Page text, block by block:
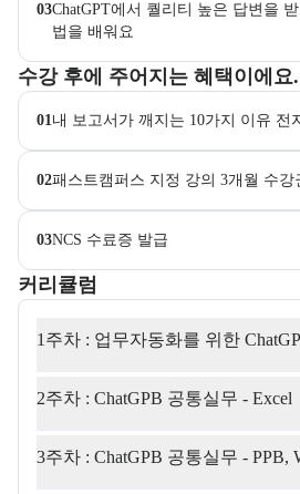
03ChatGPT에서 퀄리티 높은 답변을
법을 배워요
수강 후에 주어지는 혜택이에요.
교육과정 수강 시 제공되는 혜택 목록을
01내 보고서가 깨지는 10가지 이유 전
02패스트캠퍼스 지정 강의 3개월 수강
03NCS 수료증 발급
커리큘럼
교육과정의 커리큘럼 정보를 안내한다.
커리큘럼
1주차 : 업무자동화를 위한
2주차 : ChatGPB 공통실무 - Excel
3주차 : ChatGPB 공통실무 - PPB,